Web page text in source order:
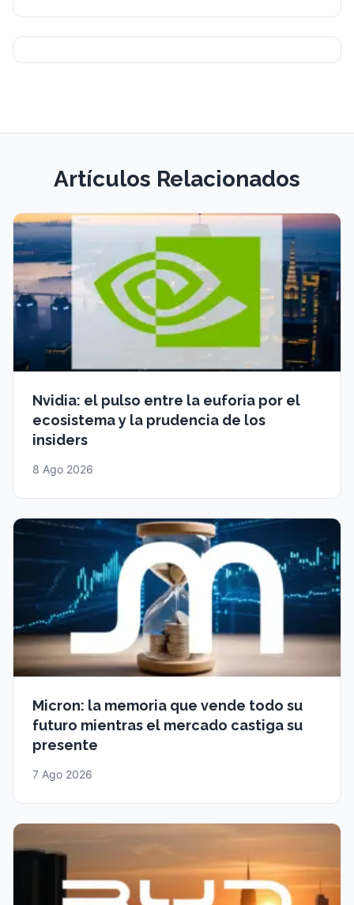
Artículos Relacionados
Nvidia: el pulso entre la euforia por el
ecosistema y la prudencia de los
insiders
8 Ago 2026
Micron: la memoria que vende todo su
futuro mientras el mercado castiga su
presente
7 Ago 2026